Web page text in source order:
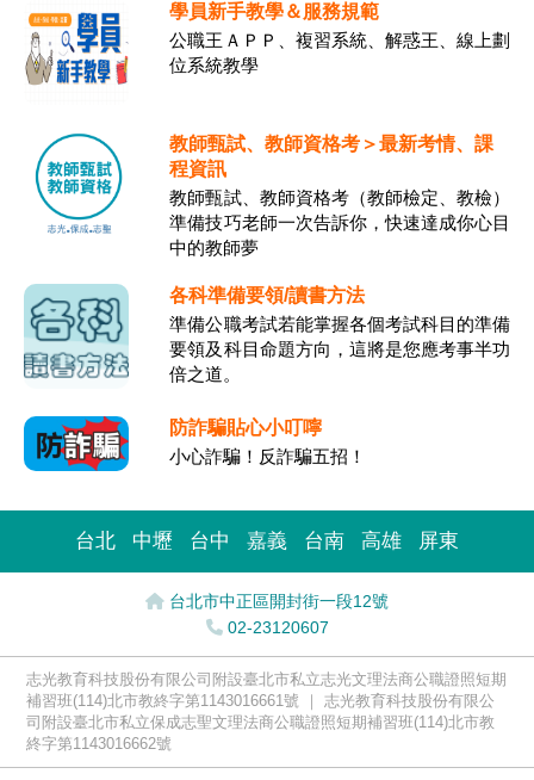
學員新手教學＆服務規範
公職王ＡＰＰ、複習系統、解惑王、線上劃
位系統教學
教師甄試、教師資格考＞最新考情、課
程資訊
教師甄試、教師資格考（教師檢定、教檢）
準備技巧老師一次告訴你，快速達成你心目
中的教師夢
各科準備要領/讀書方法
準備公職考試若能掌握各個考試科目的準備
要領及科目命題方向，這將是您應考事半功
倍之道。
防詐騙貼心小叮嚀
小心詐騙！反詐騙五招！
台北 中壢 台中 嘉義 台南 高雄 屏東
台北市中正區開封街一段12號
02-23120607
志光教育科技股份有限公司附設臺北市私立志光文理法商公職證照短期
補習班(114)北市教終字第1143016661號 ｜ 志光教育科技股份有限公
司附設臺北市私立保成志聖文理法商公職證照短期補習班(114)北市教
終字第1143016662號